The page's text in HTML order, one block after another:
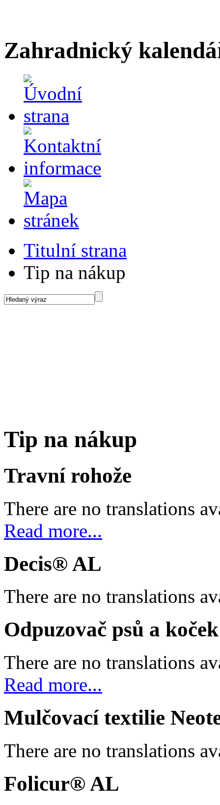
Zahradnický
Titulní strana
Tip na nákup
Tip na nákup
Travní rohože
There are no translations
Read more...
Decis® AL
There are no translations
Odpuzovač psů a koček
There are no translations
Read more...
Mulčovací textilie
There are no translations
Folicur® AL